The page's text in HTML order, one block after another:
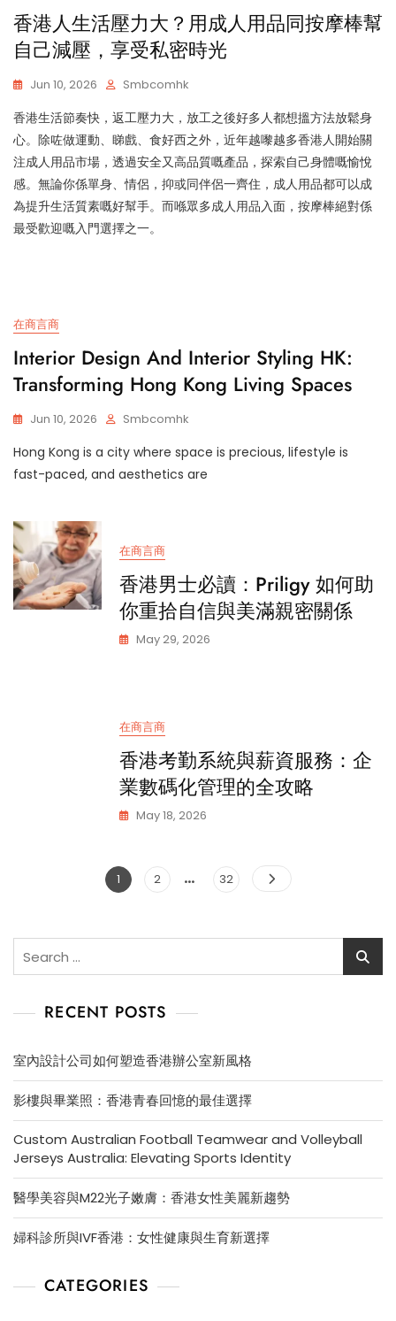
香港人生活壓力大？用成人用品同按摩棒幫
自己減壓，享受私密時光
Jun 10, 2026 Smbcomhk
香港生活節奏快，返工壓力大，放工之後好多人都想搵方法放鬆身
心。除咗做運動、睇戲、食好西之外，近年越嚟越多香港人開始關
注成人用品市場，透過安全又高品質嘅產品，探索自己身體嘅愉悅
感。無論你係單身、情侶，抑或同伴侶一齊住，成人用品都可以成
為提升生活質素嘅好幫手。而喺眾多成人用品入面，按摩棒絕對係
最受歡迎嘅入門選擇之一。
在商言商
Interior Design And Interior Styling HK:
Transforming Hong Kong Living Spaces
Jun 10, 2026 Smbcomhk
Hong Kong is a city where space is precious, lifestyle is
fast-paced, and aesthetics are
在商言商
香港男士必讀：Priligy 如何助
你重拾自信與美滿親密關係
May 29, 2026
在商言商
香港考勤系統與薪資服務：企
業數碼化管理的全攻略
May 18, 2026
Posts
Page
1 Page
2 … Page
32
RECENT POSTS
室內設計公司如何塑造香港辦公室新風格
影樓與畢業照：香港青春回憶的最佳選擇
Custom Australian Football Teamwear and Volleyball
Jerseys Australia: Elevating Sports Identity
醫學美容與M22光子嫩膚：香港女性美麗新趨勢
婦科診所與IVF香港：女性健康與生育新選擇
CATEGORIES